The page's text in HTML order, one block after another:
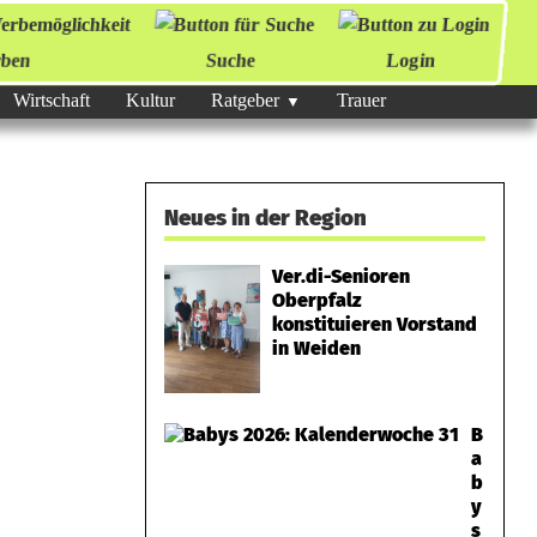
Suche
Login
Wirtschaft Kultur Ratgeber Trauer
Neues in der Region
Ver.di-Senioren
Oberpfalz
konstituieren Vorstand
in Weiden
B
a
b
y
s